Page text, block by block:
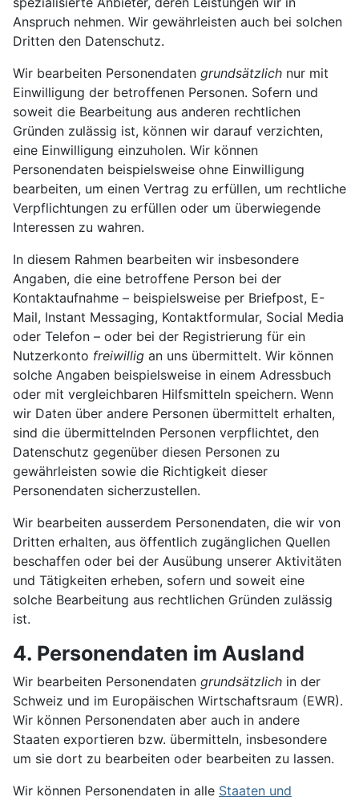
Anspruch nehmen. Wir gewährleisten auch bei solchen
Dritten den Datenschutz.
Wir bearbeiten Personendaten grundsätzlich nur mit
Einwilligung der betroffenen Personen. Sofern und
soweit die Bearbeitung aus anderen rechtlichen
Gründen zulässig ist, können wir darauf verzichten,
eine Einwilligung einzuholen. Wir können
Personendaten beispielsweise ohne Einwilligung
bearbeiten, um einen Vertrag zu erfüllen, um rechtliche
Verpflichtungen zu erfüllen oder um überwiegende
Interessen zu wahren.
In diesem Rahmen bearbeiten wir insbesondere
Angaben, die eine betroffene Person bei der
Kontaktaufnahme – beispielsweise per Briefpost, E-
Mail, Instant Messaging, Kontaktformular, Social Media
oder Telefon – oder bei der Registrierung für ein
Nutzerkonto freiwillig an uns übermittelt. Wir können
solche Angaben beispielsweise in einem Adressbuch
oder mit vergleichbaren Hilfsmitteln speichern. Wenn
wir Daten über andere Personen übermittelt erhalten,
sind die übermittelnden Personen verpflichtet, den
Datenschutz gegenüber diesen Personen zu
gewährleisten sowie die Richtigkeit dieser
Personendaten sicherzustellen.
Wir bearbeiten ausserdem Personendaten, die wir von
Dritten erhalten, aus öffentlich zugänglichen Quellen
beschaffen oder bei der Ausübung unserer Aktivitäten
und Tätigkeiten erheben, sofern und soweit eine
solche Bearbeitung aus rechtlichen Gründen zulässig
ist.
4. Personendaten im Ausland
Wir bearbeiten Personendaten grundsätzlich in der
Schweiz und im Europäischen Wirtschafts­raum (EWR).
Wir können Personendaten aber auch in andere
Staaten exportieren bzw. übermitteln, insbesondere
um sie dort zu bearbeiten oder bearbeiten zu lassen.
Wir können Personendaten in alle Staaten und